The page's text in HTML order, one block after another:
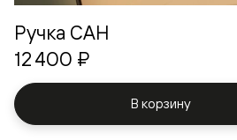
Ручка САН
12 400 ₽
В корзину